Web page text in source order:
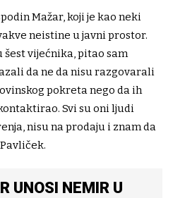
Mažar, koji je kao neki
neistine u javni prostor.
vijećnika, pitao sam
da ne da nisu razgovarali
pokreta nego da ih
Svi su oni ljudi
nisu na prodaju i znam da
UNOSI NEMIR U